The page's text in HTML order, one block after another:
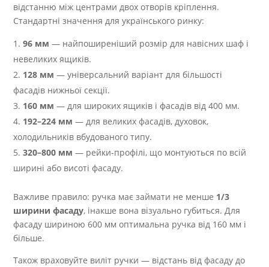
відстанню між центрами двох отворів кріплення.
Стандартні значення для українського ринку:
96 мм — найпоширеніший розмір для навісних шаф і
невеликих ящиків.
128 мм — універсальний варіант для більшості
фасадів нижньої секції.
160 мм — для широких ящиків і фасадів від 400 мм.
192–224 мм — для великих фасадів, духовок,
холодильників вбудованого типу.
320–800 мм — рейки-профілі, що монтуються по всій
ширині або висоті фасаду.
Важливе правило: ручка має займати не менше 1/3
ширини фасаду, інакше вона візуально губиться. Для
фасаду шириною 600 мм оптимальна ручка від 160 мм і
більше.
Також враховуйте виліт ручки — відстань від фасаду до